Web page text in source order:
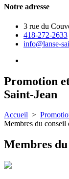
Notre adresse
3 rue du
418-272-2633
info@lanse-
Promotion
Saint-Jean
Accueil >
Membres du conseil
Membres